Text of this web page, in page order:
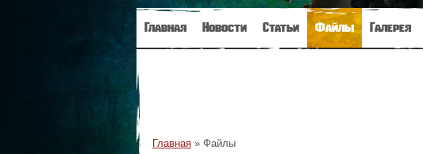
Главная Новости Статьи Файлы Галерея
Главная » Файлы